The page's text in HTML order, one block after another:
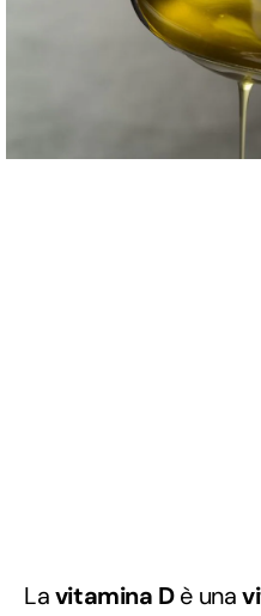
Lavitamina Dè una